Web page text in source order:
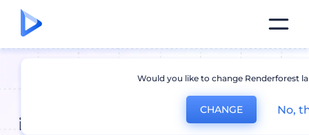
Costruttore di siti Web AI: Crea
il tuo sito web più velocemente
Would you like to change Renderforest
CHANGE No,